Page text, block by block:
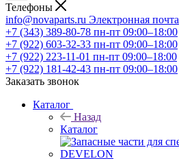
Телефоны
info@novaparts.ru Электронная почта
+7 (343) 389-80-78 пн-пт 09:00–18:00
+7 (922) 603-32-33 пн-пт 09:00–18:00
+7 (922) 223-11-01 пн-пт 09:00–18:00
+7 (922) 181-42-43 пн-пт 09:00–18:00
Заказать звонок
Каталог
Назад
Каталог